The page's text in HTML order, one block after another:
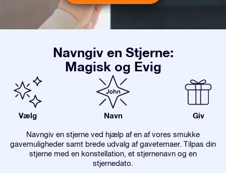
Navngiv en Stjerne:
Magisk og Evig
Vælg Navn Giv
Navngiv en stjerne ved hjælp af en af vores smukke
gavemuligheder samt brede udvalg af gavetemaer. Tilpas din
stjerne med en konstellation, et stjernenavn og en
stjernedato.